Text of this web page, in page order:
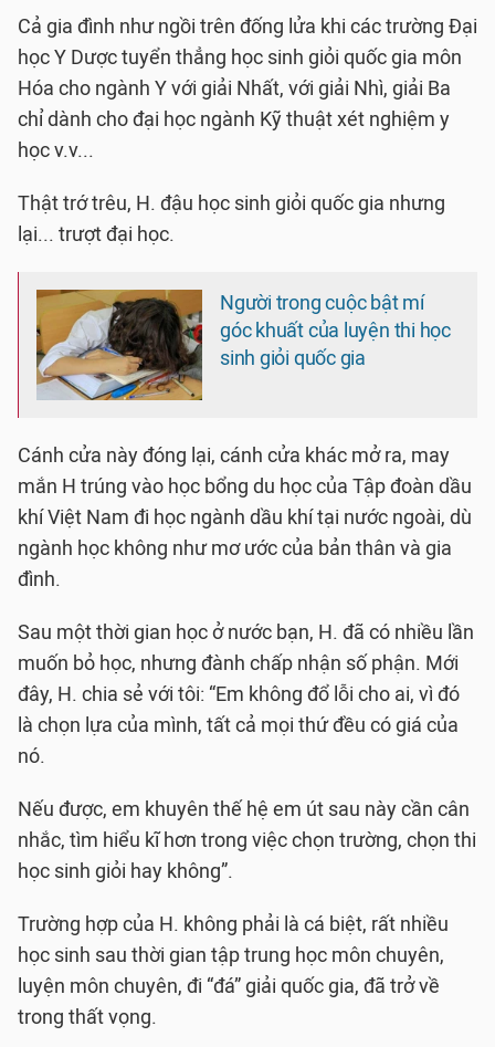
Cả gia đình như ngồi trên đống lửa khi các trường Đại
học Y Dược tuyển thẳng học sinh giỏi quốc gia môn
Hóa cho ngành Y với giải Nhất, với giải Nhì, giải Ba
chỉ dành cho đại học ngành Kỹ thuật xét nghiệm y
học v.v...
Thật trớ trêu, H. đậu học sinh giỏi quốc gia nhưng
lại... trượt đại học.
Người trong cuộc bật mí
góc khuất của luyện thi học
sinh giỏi quốc gia
Cánh cửa này đóng lại, cánh cửa khác mở ra, may
mắn H trúng vào học bổng du học của Tập đoàn dầu
khí Việt Nam đi học ngành dầu khí tại nước ngoài, dù
ngành học không như mơ ước của bản thân và gia
đình.
Sau một thời gian học ở nước bạn, H. đã có nhiều lần
muốn bỏ học, nhưng đành chấp nhận số phận. Mới
đây, H. chia sẻ với tôi: “Em không đổ lỗi cho ai, vì đó
là chọn lựa của mình, tất cả mọi thứ đều có giá của
nó.
Nếu được, em khuyên thế hệ em út sau này cần cân
nhắc, tìm hiểu kĩ hơn trong việc chọn trường, chọn thi
học sinh giỏi hay không”.
Trường hợp của H. không phải là cá biệt, rất nhiều
học sinh sau thời gian tập trung học môn chuyên,
luyện môn chuyên, đi “đá” giải quốc gia, đã trở về
trong thất vọng.